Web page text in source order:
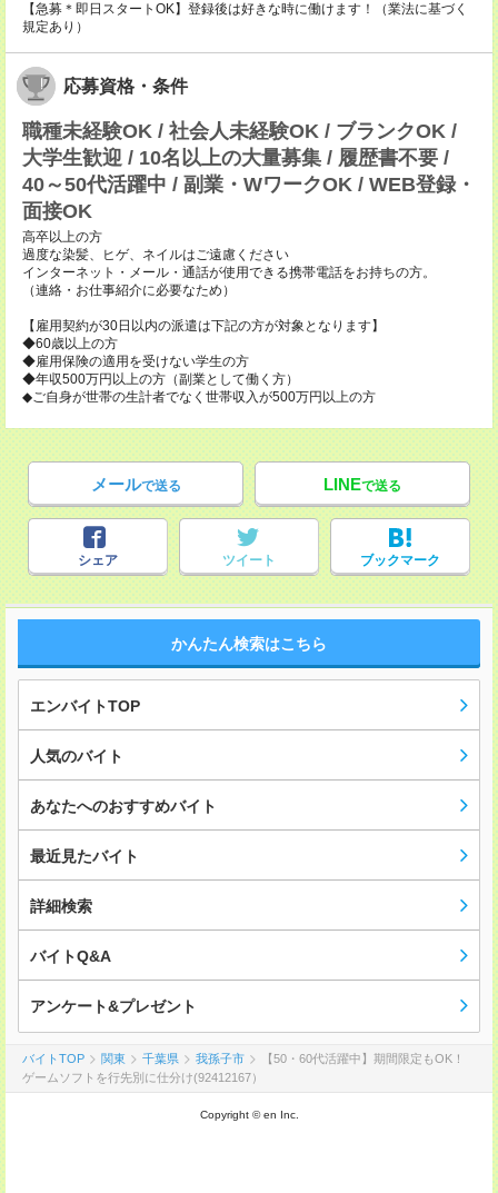
【急募＊即日スタートOK】登録後は好きな時に働けます！（業法に基づく
規定あり）
応募資格・条件
職種未経験OK / 社会人未経験OK / ブランクOK /
大学生歓迎 / 10名以上の大量募集 / 履歴書不要 /
40～50代活躍中 / 副業・WワークOK / WEB登録・
面接OK
高卒以上の方
過度な染髪、ヒゲ、ネイルはご遠慮ください
インターネット・メール・通話が使用できる携帯電話をお持ちの方。
（連絡・お仕事紹介に必要なため）
【雇用契約が30日以内の派遣は下記の方が対象となります】
◆60歳以上の方
◆雇用保険の適用を受けない学生の方
◆年収500万円以上の方（副業として働く方）
◆ご自身が世帯の生計者でなく世帯収入が500万円以上の方
メールで送る LINEで送る
シェア ツイート ブックマーク
かんたん検索はこちら
エンバイトTOP
人気のバイト
あなたへのおすすめバイト
最近見たバイト
詳細検索
バイトQ&A
アンケート&プレゼント
バイトTOP 関東 千葉県 我孫子市
【50・60代活躍中】期間限定もOK！
ゲームソフトを行先別に仕分け(92412167）
Copyright © en Inc.